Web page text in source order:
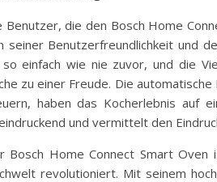
Benutzer, die den Bosch Home
seiner Benutzerfreundlichkeit und
einfach wie nie zuvor, und die
zu einer Freude. Die
haben das Kocherlebnis auf
und vermittelt den
Bosch Home Connect Smart
revolutioniert. Mit seinem